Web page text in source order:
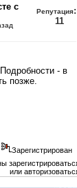
с
Репутация:
11
- в
позже.
Зарегистрирован
или